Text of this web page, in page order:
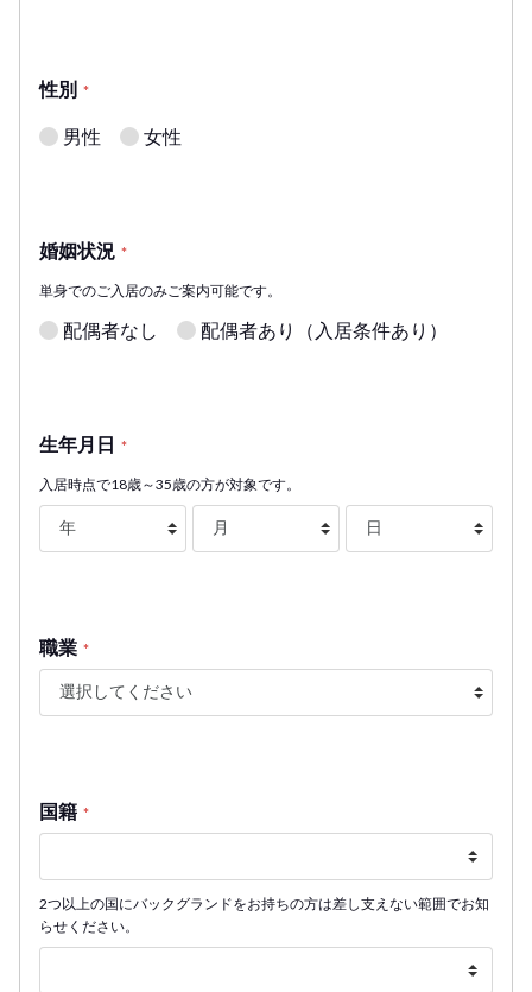
性別 *
男性 女性
婚姻状況 *
単身でのご入居のみご案内可能です。
配偶者なし 配偶者あり（入居条件あり）
生年月日 *
入居時点で18歳～35歳の方が対象です。
職業 *
国籍 *
2つ以上の国にバックグランドをお持ちの方は差し支えない範囲でお知
らせください。